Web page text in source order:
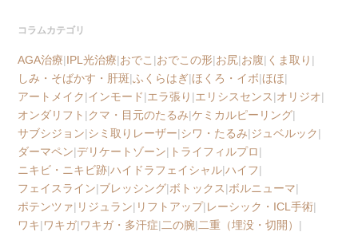
コラムカテゴリ
AGA治療|IPL光治療|おでこ |おでこの形|お尻|お腹| くま取り |
しみ・そばかす・肝斑|ふくらはぎ|ほくろ・イボ|ほほ|
アートメイク|インモード|エラ張り |エリシスセンス|オリジオ|
オンダリフト |クマ・目元のたるみ|ケミカルピーリング|
サブシジョン|シミ取りレーザー|シワ・たるみ|ジュベルック|
ダーマペン|デリケートゾーン| トライフィルプロ|
ニキビ・ニキビ跡|ハイドラフェイシャル|ハイフ|
フェイスライン|ブレッシング|ボトックス|ボルニューマ|
ポテンツァ| リジュラン| リフトアップ|レーシック・ICL手術|
ワキ|ワキガ|ワキガ・多汗症|二の腕|二重（埋没・切開） |